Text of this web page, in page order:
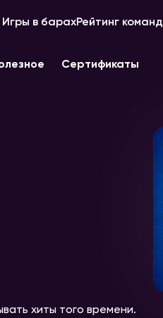
Игры в барахРейтинг команд
Сертификаты
хиты того времени.